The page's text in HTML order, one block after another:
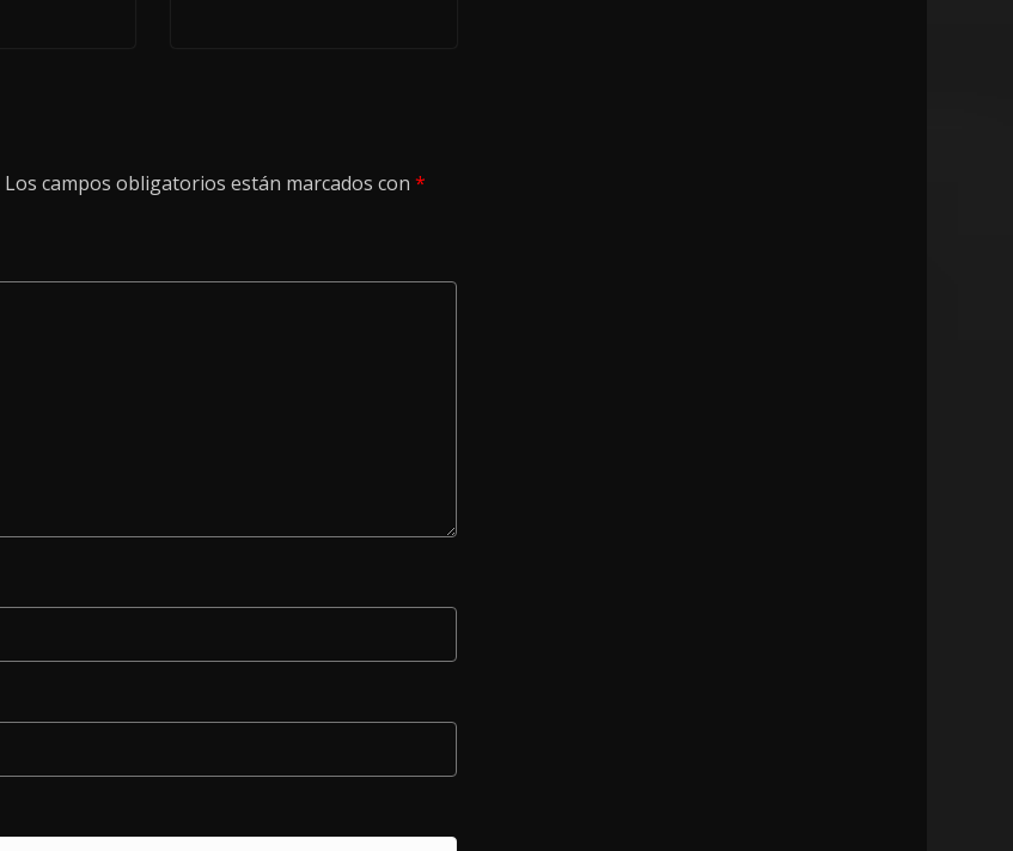
Los campos obligatorios están marcados con *